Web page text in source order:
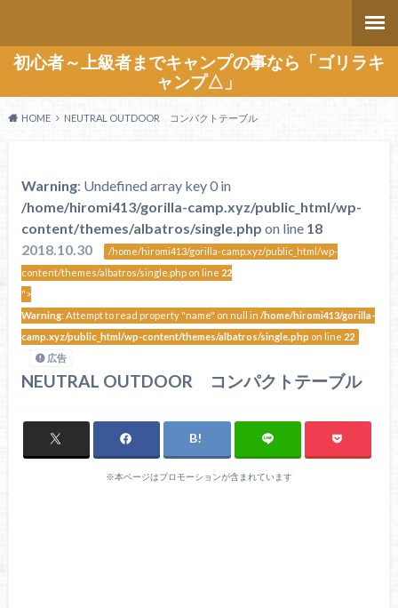
初心者～上級者までキャンプの事なら「ゴリラキ
ャンプ△」
HOME NEUTRAL OUTDOOR コンパクトテーブル
Warning: Undefined array key 0 in
/home/hiromi413/gorilla-camp.xyz/public_html/wp-
content/themes/albatros/single.php on line 18
2018.10.30
/home/hiromi413/gorilla-camp.xyz/public_html/wp-
content/themes/albatros/single.php on line 22
">
Warning: Attempt to read property "name" on null in/home/hiromi413/gorilla-
camp.xyz/public_html/wp-content/themes/albatros/single.php on line 22
広告
NEUTRAL OUTDOOR コンパクトテーブル
※本ページはプロモーションが含まれています